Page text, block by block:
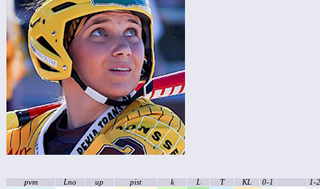
pvm Lno up pist k L T KL 0-1
1-2